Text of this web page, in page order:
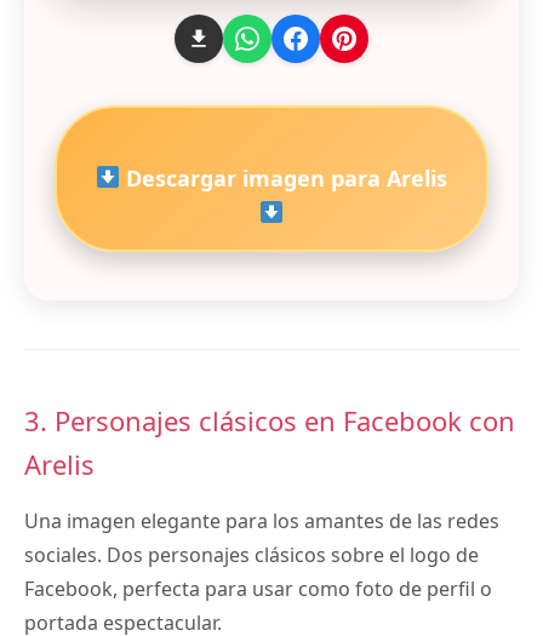
Descargar imagen para Arelis
3. Personajes clásicos en Facebook con
Arelis
Una imagen elegante para los amantes de las redes
sociales. Dos personajes clásicos sobre el logo de
Facebook, perfecta para usar como foto de perfil o
portada espectacular.